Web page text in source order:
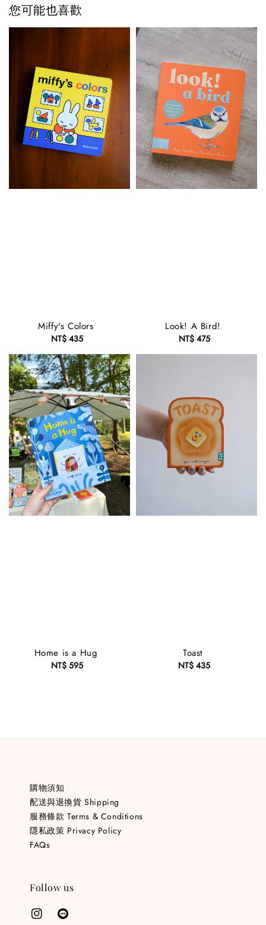
您可能也喜歡
Miffy's Colors
Regular
NT$ 435
Look! A Bird!
Regular
NT$ 475
Home is a Hug
Regular
NT$ 595
Toast
Regular
NT$ 435
購物須知
配送與退換貨 Shipping
服務條款 Terms & Conditions
隱私政策 Privacy Policy
FAQs
Follow us